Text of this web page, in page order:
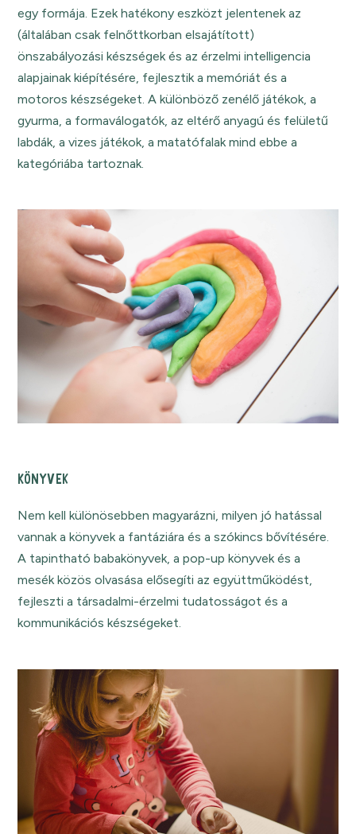
egy formája. Ezek hatékony eszközt jelentenek az
(általában csak felnőttkorban elsajátított)
önszabályozási készségek és az érzelmi intelligencia
alapjainak kiépítésére, fejlesztik a memóriát és a
motoros készségeket. A különböző zenélő játékok, a
gyurma, a formaválogatók, az eltérő anyagú és felületű
labdák, a vizes játékok, a matatófalak mind ebbe a
kategóriába tartoznak.
KÖNYVEK
Nem kell különösebben magyarázni, milyen jó hatással
vannak a könyvek a fantáziára és a szókincs bővítésére.
A tapintható babakönyvek, a pop-up könyvek és a
mesék közös olvasása elősegíti az együttműködést,
fejleszti a társadalmi-érzelmi tudatosságot és a
kommunikációs készségeket.